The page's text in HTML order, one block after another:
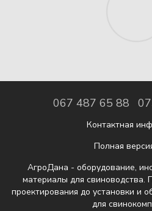
067 487 65 88
Контактная
Полная
АгроДана - оборудование,
материалы для свиноводства.
проектирования до установки и
для